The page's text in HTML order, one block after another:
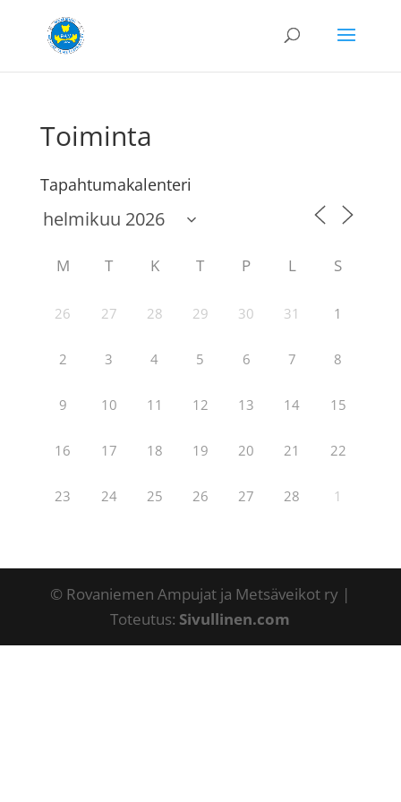
Toiminta
Tapahtumakalenteri
M T K T P L S
26 27 28 29 30 31 1
2 3 4 5 6 7 8
9 10 11 12 13 14 15
16 17 18 19 20 21 22
23 24 25 26 27 28 1
© Rovaniemen Ampujat ja Metsäveikot ry |
Toteutus: Sivullinen.com